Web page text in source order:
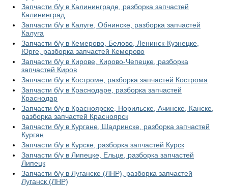
Запчасти б/у в Калининграде, разборка запчастей
Калининград
Запчасти б/у в Калуге, Обнинске, разборка запчастей
Калуга
Запчасти б/у в Кемерово, Белово, Ленинск-Кузнецке,
Юрге, разборка запчастей Кемерово
Запчасти б/у в Кирове, Кирово-Чепецке, разборка
запчастей Киров
Запчасти б/у в Костроме, разборка запчастей Кострома
Запчасти б/у в Краснодаре, разборка запчастей
Краснодар
Запчасти б/у в Красноярске, Норильске, Ачинске, Канске,
разборка запчастей Красноярск
Запчасти б/у в Кургане, Шадринске, разборка запчастей
Курган
Запчасти б/у в Курске, разборка запчастей Курск
Запчасти б/у в Липецке, Ельце, разборка запчастей
Липецк
Запчасти б/у в Луганске (ЛНР), разборка запчастей
Луганск (ЛНР)